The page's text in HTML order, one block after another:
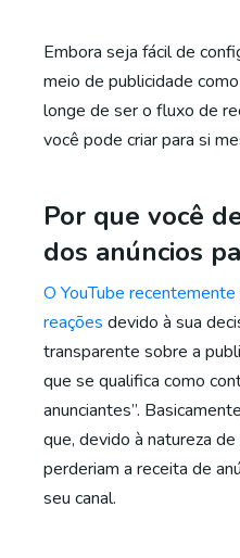
Embora seja fácil de
meio de publicidade
longe de ser o fluxo de
você pode criar para si
Por que você
dos anúncios
O YouTube
reações devido à sua
transparente sobre a
que se qualifica como
anunciantes”.
que, devido à natureza
perderiam a receita de
seu canal.